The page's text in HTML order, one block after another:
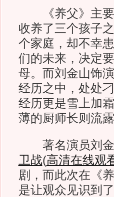
《养父》主要
收养了三个孩子
个家庭，却不幸
们的未来，决定
母。而刘金山饰
经历之中，处处
经历更是雪上加
薄的厨师长则流
著名演员刘金
卫战(高清在线观
剧，而此次在《
是让观众见识到